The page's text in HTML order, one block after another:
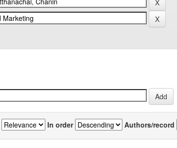
In order Authors/record